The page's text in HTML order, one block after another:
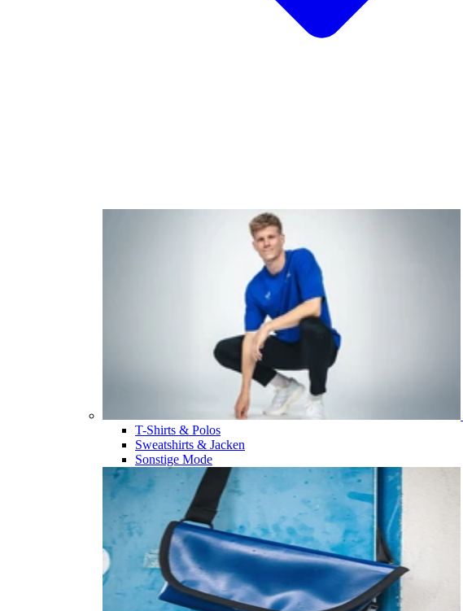
T-Shirts & Polos
Sweatshirts & Jacken
Sonstige Mode